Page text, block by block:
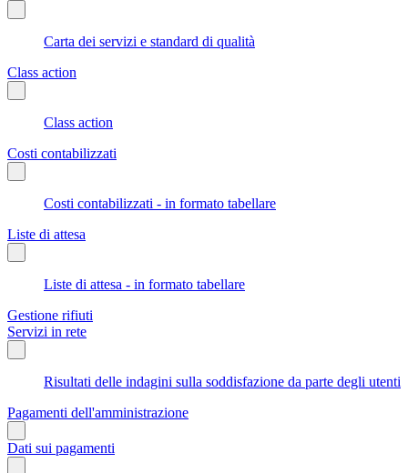
Carta dei servizi e standard di qualità
Class action
Class action
Costi contabilizzati
Costi contabilizzati - in formato tabellare
Liste di attesa
Liste di attesa - in formato tabellare
Gestione rifiuti
Servizi in rete
Risultati delle indagini sulla soddisfazione da parte degli utenti
Pagamenti dell'amministrazione
Dati sui pagamenti